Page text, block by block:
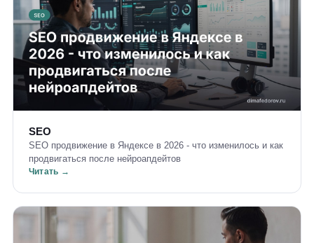
SEO
SEO продвижение в Яндексе в 2026 - что изменилось и как
продвигаться после нейроапдейтов
Читать →